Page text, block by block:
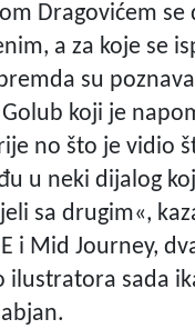
Dragovićem
a za koje se
su
koji je
no što je vidio
u neki dijalog
sa drugim«,
i Mid Journey,
ilustratora sada